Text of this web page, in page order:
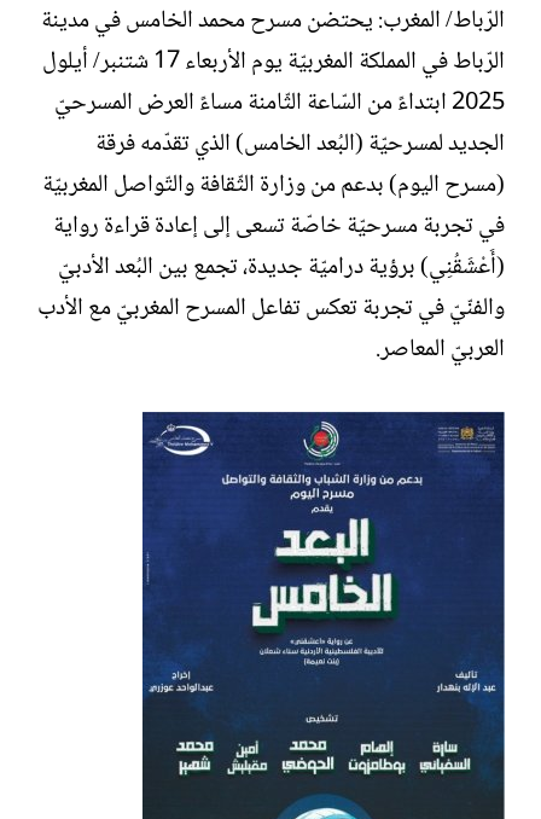
ل
إ
ش
ا
ء
ا
ت
الرّباط/ المغرب: يحتضن مسرح محمد الخامس في مدينة
الرّباط في المملكة المغربيّة يوم الأربعاء 17 شتنبر/ أيلول
2025 ابتداءً من السّاعة الثّامنة مساءً العرض المسرحيّ
الجديد لمسرحيّة (البُعد الخامس) الذي تقدّمه فرقة
(مسرح اليوم) بدعم من وزارة الثّقافة والتّواصل المغربيّة
في تجربة مسرحيّة خاصّة تسعى إلى إعادة قراءة رواية
(أَعْشَقُنِي) برؤية دراميّة جديدة، تجمع بين البُعد الأدبيّ
والفنّيّ في تجربة تعكس تفاعل المسرح المغربيّ مع الأدب
العربيّ المعاصر.